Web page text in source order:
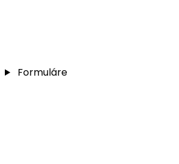
Formuláre